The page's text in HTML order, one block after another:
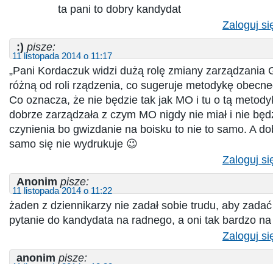
ta pani to dobry kandydat
Zaloguj
:) pisze:
11 listopada 2014 o 11:17
„Pani Kordaczuk widzi dużą rolę zmiany zarządzania
różną od roli rządzenia, co sugeruje metodykę
Co oznacza, że nie będzie tak jak MO i tu o tą
dobrze zarządzała z czym MO nigdy nie miał i nie
czynienia bo gwizdanie na boisku to nie to samo. A
samo się nie wydrukuje 😉
Zaloguj
Anonim pisze:
11 listopada 2014 o 11:22
żaden z dziennikarzy nie zadał sobie trudu, aby
pytanie do kandydata na radnego, a oni tak bardzo
Zaloguj
anonim pisze: